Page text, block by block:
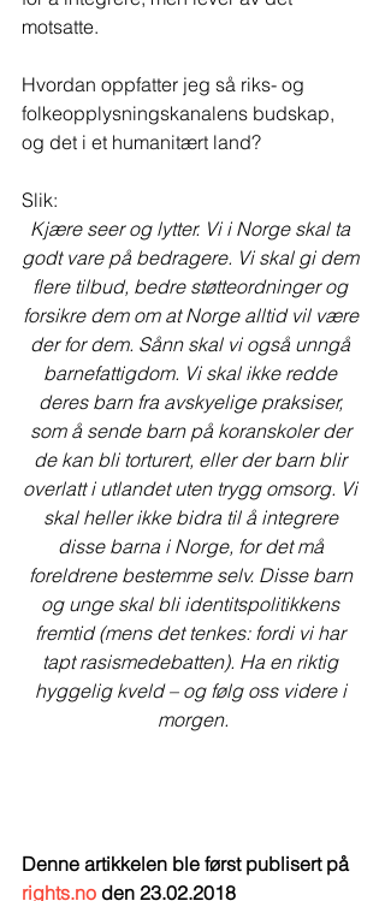
motsatte.
Hvordan oppfatter jeg så riks- og
folkeopplysningskanalens budskap,
og det i et humanitært land?
Slik:
Kjære seer og lytter. Vi i Norge skal ta
godt vare på bedragere. Vi skal gi dem
flere tilbud, bedre støtteordninger og
forsikre dem om at Norge alltid vil være
der for dem. Sånn skal vi også unngå
barnefattigdom. Vi skal ikke redde
deres barn fra avskyelige praksiser,
som å sende barn på koranskoler der
de kan bli torturert, eller der barn blir
overlatt i utlandet uten trygg omsorg. Vi
skal heller ikke bidra til å integrere
disse barna i Norge, for det må
foreldrene bestemme selv. Disse barn
og unge skal bli identitspolitikkens
fremtid (mens det tenkes: fordi vi har
tapt rasismedebatten). Ha en riktig
hyggelig kveld – og følg oss videre i
morgen.
Denne artikkelen ble først publisert på
rights.no den 23.02.2018